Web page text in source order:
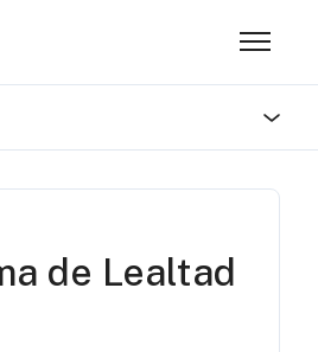
Abrir/
de Lealtad